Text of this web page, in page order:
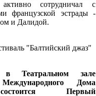
сотрудничал с
французской эстрады -
и Далидой.
"Балтийский джаз"
Театральном зале
Дома
Первый